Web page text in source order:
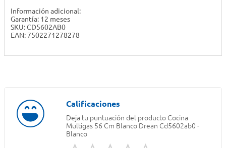
Información adicional:
Garantía: 12 meses
SKU: CD5602AB0
EAN: 7502271278278
Deja tu puntuación del producto Cocina
Multigas 56 Cm Blanco Drean Cd5602ab0 -
Blanco